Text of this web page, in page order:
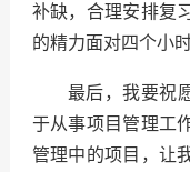
补缺，合理安排复
的精力面对四个小
最后，我要祝
于从事项目管理工
管理中的项目，让